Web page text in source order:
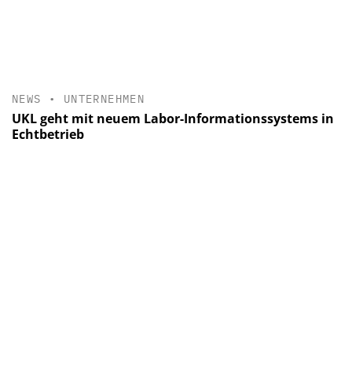
NEWS • UNTERNEHMEN
UKL geht mit neuem Labor-Informationssystems in
Echtbetrieb